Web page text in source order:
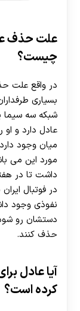
علت حذف
چیست؟
در واقع علت
بسیاری
شبکه سه سیما
عادل دارد و
میان وجود
مورد این می
داشت تا در
در فوتبال
نفوذی وجود
دستشان رو
حذف کنند.
آیا عادل
کرده است؟